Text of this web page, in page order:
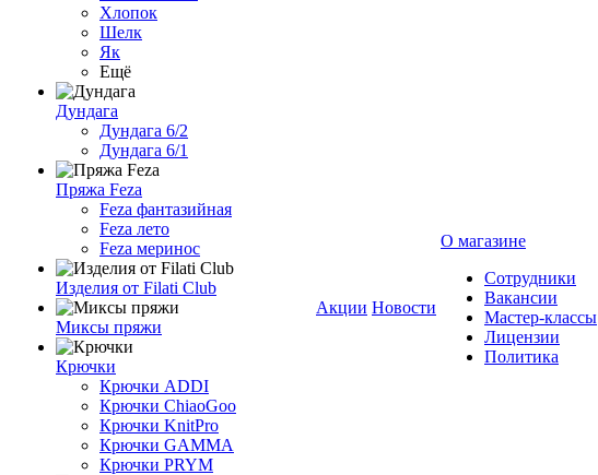
Хлопок
Шелк
Як
Ещё
Дундага
Дундага 6/2
Дундага 6/1
Пряжа Feza
Feza фантазийная
Feza лето
Feza меринос
Изделия от Filati Club
Миксы пряжи
Крючки
Крючки ADDI
Крючки ChiaoGoo
Крючки KnitPro
Крючки GAMMA
Крючки PRYM
Акции Новости
О магазине
Сотрудники
Вакансии
Мастер-классы
Лицензии
Политика